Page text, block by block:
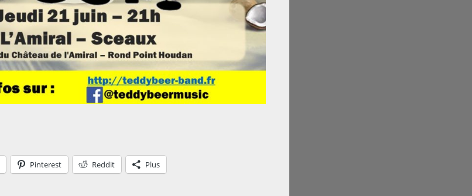
Pinterest Reddit Plus